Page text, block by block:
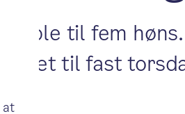
ble til fem
ledet til fast
at